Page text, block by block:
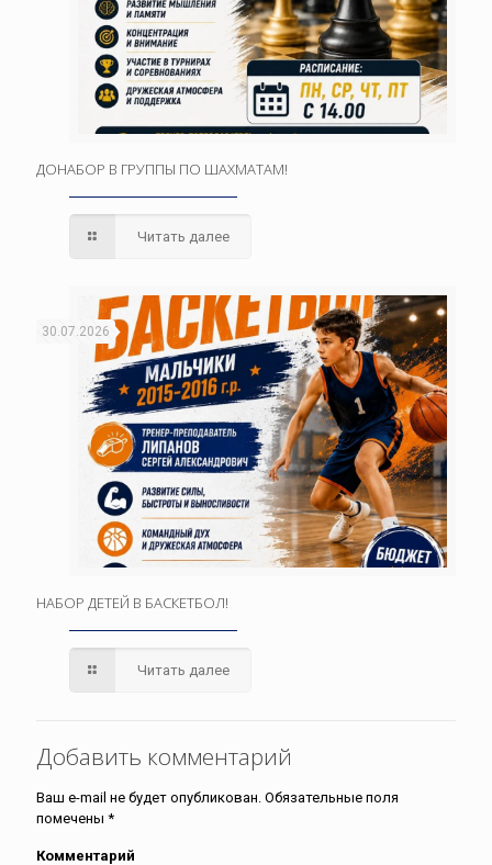
ДОНАБОР В ГРУППЫ ПО ШАХМАТАМ!
Читать далее
30.07.2026
НАБОР ДЕТЕЙ В БАСКЕТБОЛ!
Читать далее
Добавить комментарий
Ваш e-mail не будет опубликован. Обязательные поля
помечены *
Комментарий